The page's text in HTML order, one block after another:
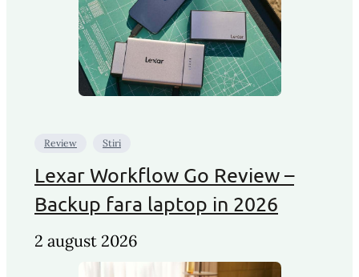
Review Stiri
Lexar Workflow Go Review –
Backup fara laptop in 2026
2 august 2026